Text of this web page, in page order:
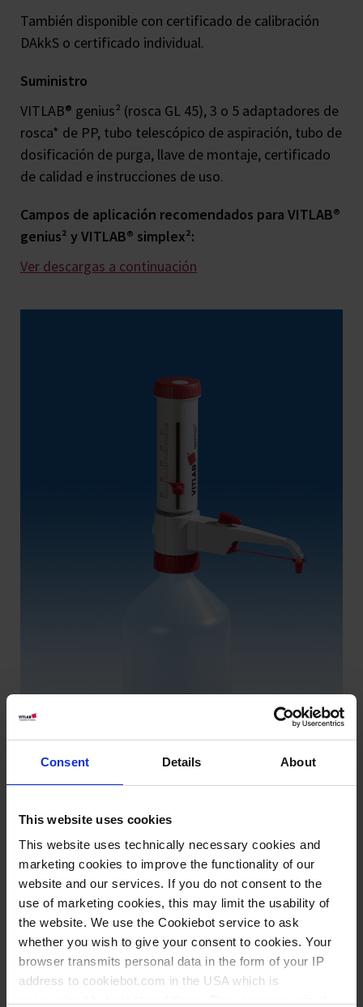
Consent Details About
This website uses cookies
This website uses technically necessary cookies and
marketing cookies to improve the functionality of our
website and our services. If you do not consent to the
use of marketing cookies, this may limit the usability of
the website. We use the Cookiebot service to ask
whether you wish to give your consent to cookies. Your
browser transmits personal data in the form of your IP
address to cookiebot.com in the USA which is
También disponible con certificado de calibración
DAkkS o certificado individual.
Suministro
VITLAB® genius² (rosca GL 45), 3 o 5 adaptadores de
rosca* de PP, tubo telescópico de aspiración, tubo de
dosificación de purga, llave de montaje, certificado
de calidad e instrucciones de uso.
Campos de aplicación recomendados para VITLAB®
genius² y VITLAB® simplex²:
Ver descargas a continuación
Certificado de calidad
Conocimiento:
Dosificar
Videos de
productos
Variantes / Tamaños